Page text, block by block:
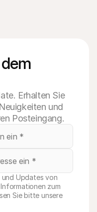
Erhalten Sie
und
Posteingang.
und Updates von
zum
Sie bitte unsere